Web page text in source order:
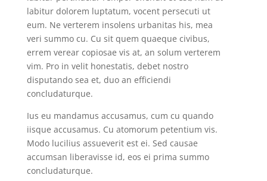
labitur dolorem luptatum, vocent persecuti ut
eum. Ne verterem insolens urbanitas his, mea
veri summo cu. Cu sit quem quaeque civibus,
errem verear copiosae vis at, an solum verterem
vim. Pro in velit honestatis, debet nostro
disputando sea et, duo an efficiendi
concludaturque.
Ius eu mandamus accusamus, cum cu quando
iisque accusamus. Cu atomorum petentium vis.
Modo lucilius assueverit est ei. Sed causae
accumsan liberavisse id, eos ei prima summo
concludaturque.